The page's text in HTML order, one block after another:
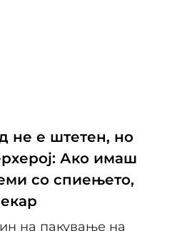
не е штетен, но
Ако имаш
со спиењето,
на пакување на